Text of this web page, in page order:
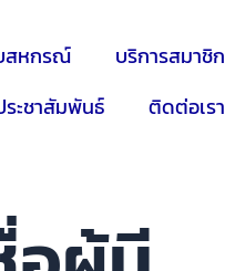
สหกรณ์
บริการสมาชิก
ระชาสัมพันธ์ ติดต่อเรา